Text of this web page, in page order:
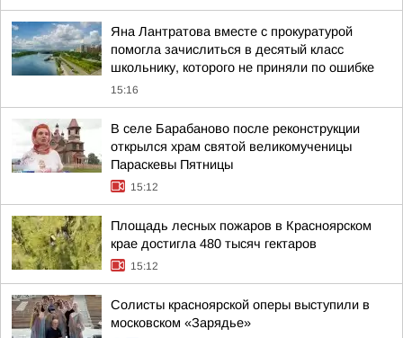
Яна Лантратова вместе с прокуратурой
помогла зачислиться в десятый класс
школьнику, которого не приняли по ошибке
15:16
В селе Барабаново после реконструкции
открылся храм святой великомученицы
Параскевы Пятницы
15:12
Площадь лесных пожаров в Красноярском
крае достигла 480 тысяч гектаров
15:12
Солисты красноярской оперы выступили в
московском «Зарядье»